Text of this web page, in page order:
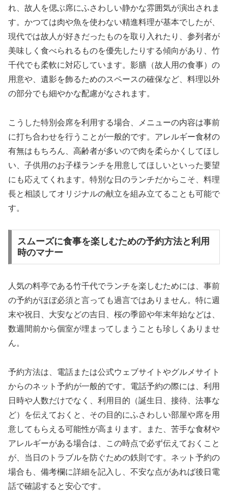
れ、故人を偲ぶ席にふさわしい静かな雰囲気が演出されま
す。かつては肉や魚を使わない精進料理が基本でしたが、
現代では故人が好きだったものを取り入れたり、参列者が
美味しく食べられるものを優先したりする傾向があり、竹
千代でも柔軟に対応しています。影膳（故人用の食事）の
用意や、遺影を飾るためのスペースの確保など、料理以外
の部分でも細やかな配慮がなされます。
こうした特別会席を利用する場合、メニューの内容は事前
に打ち合わせを行うことが一般的です。アレルギー食材の
有無はもちろん、高齢者が多いので肉を柔らかくしてほし
い、子供用のお子様ランチを用意してほしいといった要望
にも応えてくれます。特別な日のランチだからこそ、料理
長と相談してオリジナルの献立を組み立てることも可能で
す。
スムーズに食事を楽しむための予約方法と利用
時のマナー
人気の料亭である竹千代でランチを楽しむためには、事前
の予約がほぼ必須と言っても過言ではありません。特に週
末や祝日、大安などの吉日、桜の季節や年末年始などは、
数週間前から個室が埋まってしまうことも珍しくありませ
ん。
予約方法は、電話または公式ウェブサイトやグルメサイト
からのネット予約が一般的です。電話予約の際には、利用
日時や人数だけでなく、利用目的（誕生日、接待、法事な
ど）を伝えておくと、その目的にふさわしい部屋や席を用
意してもらえる可能性が高まります。また、苦手な食材や
アレルギーがある場合は、この時点で必ず伝えておくこと
が、当日のトラブルを防ぐための鉄則です。ネット予約の
場合も、備考欄に詳細を記入し、不安な点があれば後日電
話で確認すると安心です。